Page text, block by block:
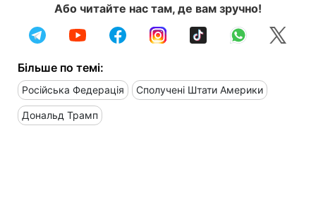
Або читайте нас там, де вам зручно!
Більше по темі:
Російська Федерація Сполучені Штати Америки
Дональд Трамп